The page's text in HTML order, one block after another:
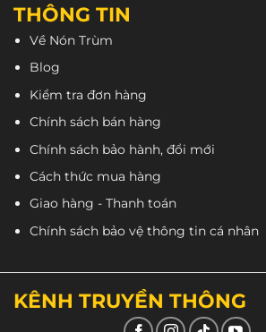
THÔNG TIN
Về Nón Trùm
Blog
Kiểm tra đơn hàng
Chính sách bán hàng
Chính sách bảo hành, đổi mới
Cách thức mua hàng
Giao hàng - Thanh toán
Chính sách bảo vệ thông tin cá nhân
KÊNH TRUYỀN THÔNG